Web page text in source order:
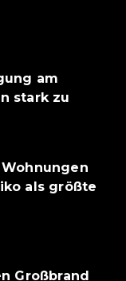
am
stark zu
als größte
Großbrand